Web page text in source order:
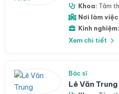
Khoa: Tâm
Nơi làm
Kinh nghiệm:
Xem chi tiết
Bác sĩ
Lê Văn Trung